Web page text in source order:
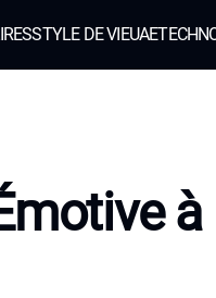
STYLE DE VIEUAE
à